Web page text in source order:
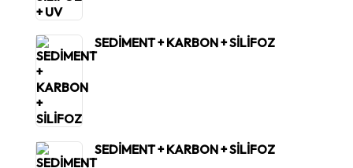
SEDİMENT + KARBON + SİLİFOZ
SEDİMENT + KARBON + SİLİFOZ